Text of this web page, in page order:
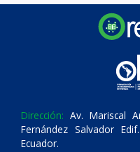
Dirección: Av. Mariscal
Fernández Salvador
Ecuador.